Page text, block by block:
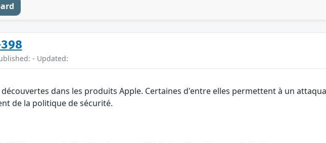
- Updated:
dans les produits Apple. Certaines d'entre elles permettent à un
de la politique de sécurité.